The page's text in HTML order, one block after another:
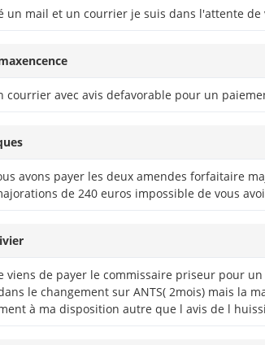
un mail et un courrier je suis dans l'attente de
courrier avec avis defavorable pour un
avons payer les deux amendes forfaitaire
de 240 euros impossible de vous
viens de payer le commissaire priseur pour
le changement sur ANTS( 2mois) mais la
à ma disposition autre que l avis de l